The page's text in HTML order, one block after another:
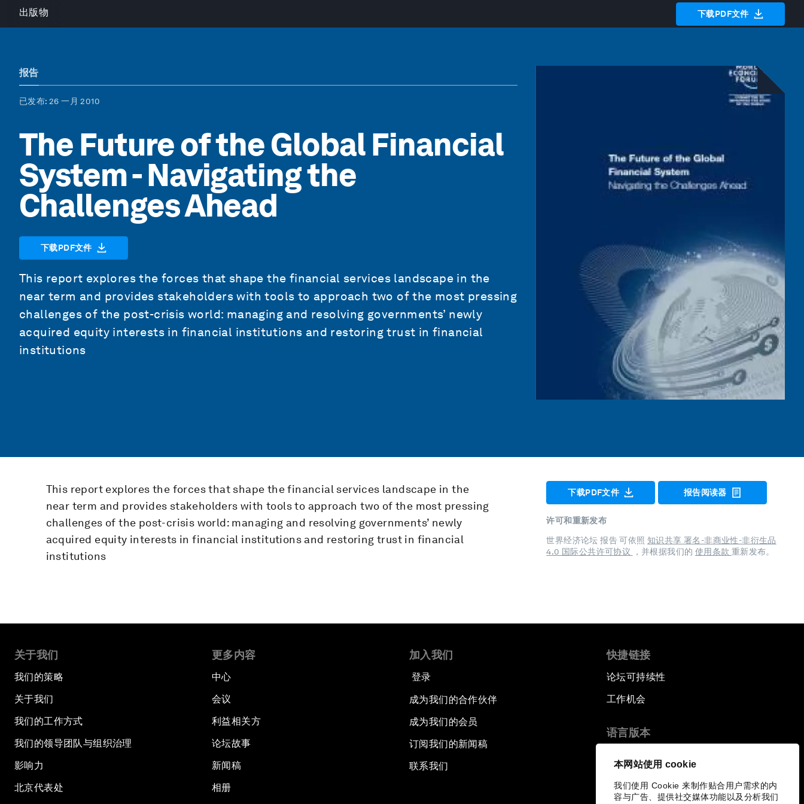
本网站使用 cookie
我们使用 Cookie 来制作贴合用户需求的内
容与广告、提供社交媒体功能以及分析我们
出版物 下载PDF文件
报告
已发布: 26 一月 2010
The Future of the Global Financial
System - Navigating the
Challenges Ahead
下载PDF文件
This report explores the forces that shape the financial services landscape in the
near term and provides stakeholders with tools to approach two of the most pressing
challenges of the post-crisis world: managing and resolving governments’ newly
acquired equity interests in financial institutions and restoring trust in financial
institutions
This report explores the forces that shape the financial services landscape in the
near term and provides stakeholders with tools to approach two of the most pressing
challenges of the post-crisis world: managing and resolving governments’ newly
acquired equity interests in financial institutions and restoring trust in financial
institutions
下载PDF文件 报告阅读器
许可和重新发布
世界经济论坛 报告 可依照 知识共享 署名-非商业性-非衍生品
4.0 国际公共许可协议
，并根据我们的 使用条款 重新发布。
关于我们
我们的策略
关于我们
我们的工作方式
我们的领导团队与组织治理
影响力
北京代表处
更多内容
中心
会议
利益相关方
论坛故事
新闻稿
相册
加入我们
登录
成为我们的合作伙伴
成为我们的会员
订阅我们的新闻稿
联系我们
快捷链接
论坛可持续性
工作机会
语言版本